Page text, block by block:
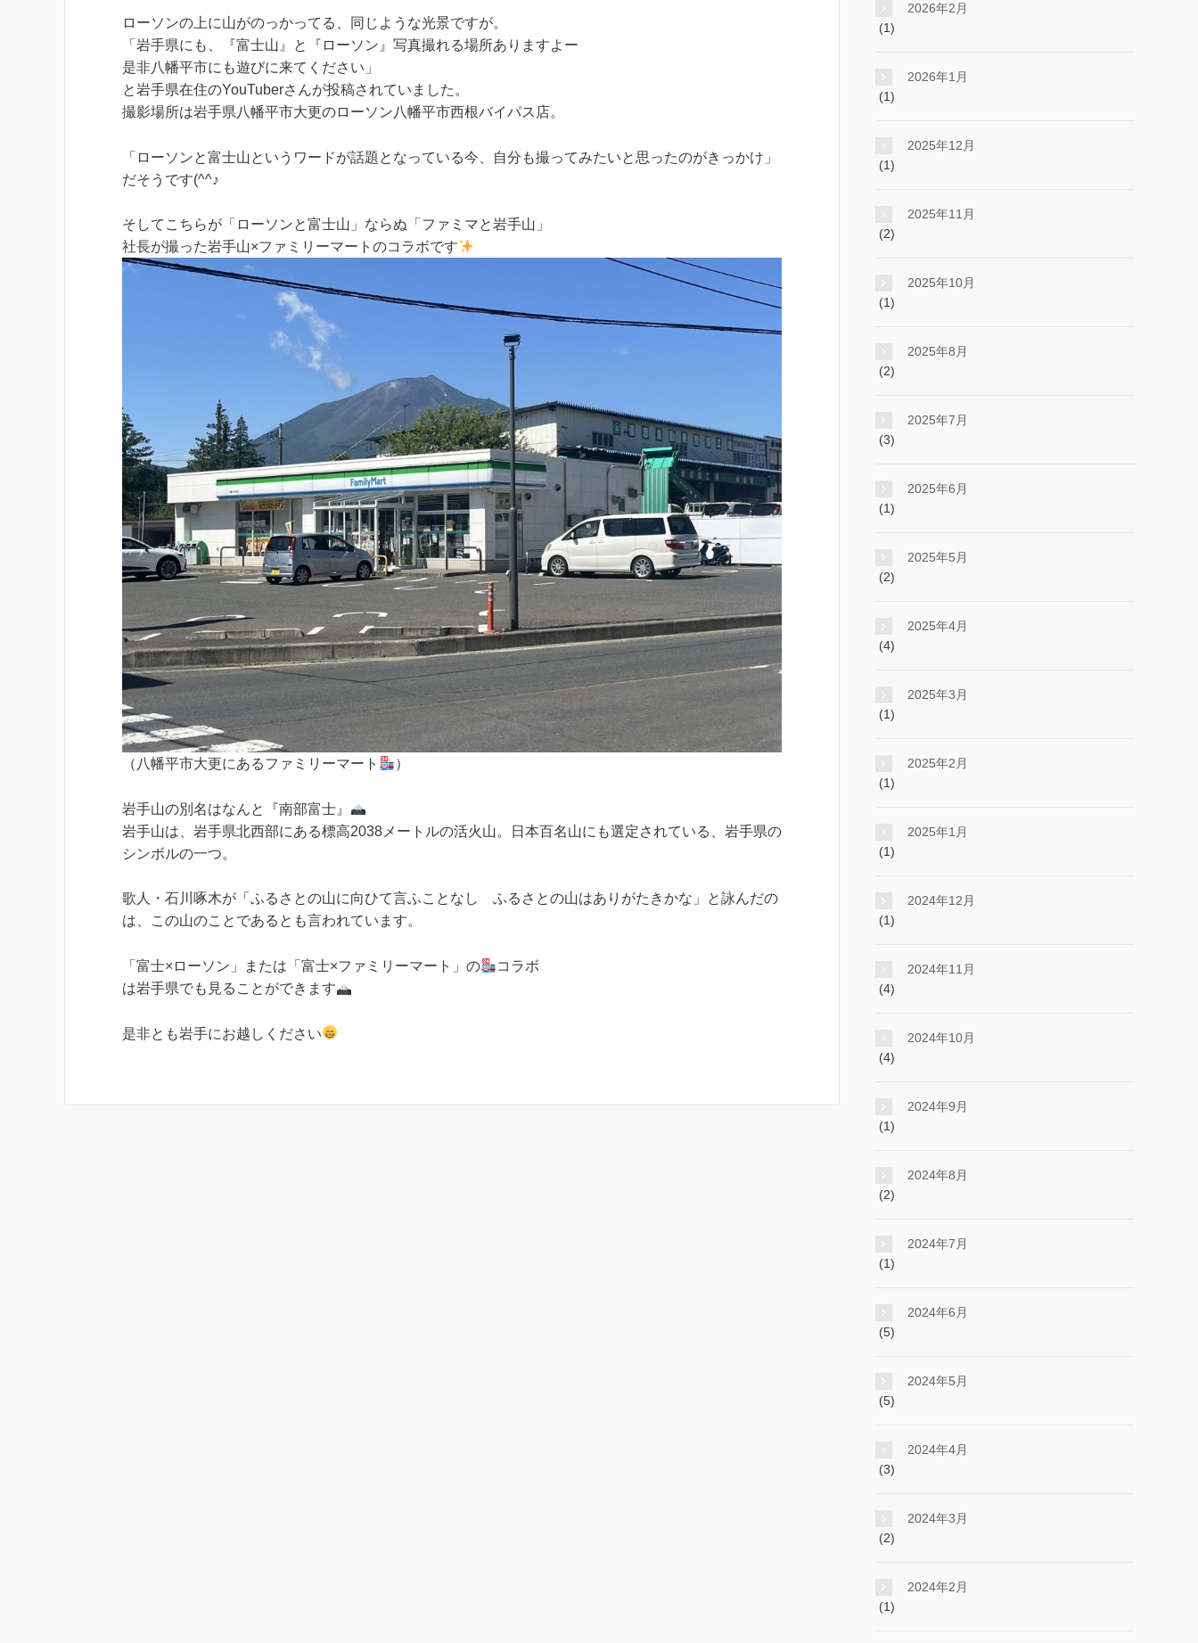
ローソンの上に山がのっかってる、同じような光景ですが。
「岩手県にも、『富士山』と『ローソン』写真撮れる場所ありますよー
是非八幡平市にも遊びに来てください」
と岩手県在住のYouTuberさんが投稿されていました。
撮影場所は岩手県八幡平市大更のローソン八幡平市西根バイパス店。
「ローソンと富士山というワードが話題となっている今、自分も撮ってみたいと思ったのがきっかけ」
だそうです(^^♪
そしてこちらが「ローソンと富士山」ならぬ「ファミマと岩手山」
社長が撮った岩手山×ファミリーマートのコラボです
（八幡平市大更にあるファミリーマート ）
岩手山の別名はなんと『南部富士』
岩手山は、岩手県北西部にある標高2038メートルの活火山。日本百名山にも選定されている、岩手県の
シンボルの一つ。
歌人・石川啄木が「ふるさとの山に向ひて言ふことなし ふるさとの山はありがたきかな」と詠んだの
は、この山のことであるとも言われています。
「富士×ローソン」または「富士×ファミリーマート」の
コラボ
は岩手県でも見ることができます
是非とも岩手にお越しください
2026年2月
(1)
2026年1月
(1)
2025年12月
(1)
2025年11月
(2)
2025年10月
(1)
2025年8月
(2)
2025年7月
(3)
2025年6月
(1)
2025年5月
(2)
2025年4月
(4)
2025年3月
(1)
2025年2月
(1)
2025年1月
(1)
2024年12月
(1)
2024年11月
(4)
2024年10月
(4)
2024年9月
(1)
2024年8月
(2)
2024年7月
(1)
2024年6月
(5)
2024年5月
(5)
2024年4月
(3)
2024年3月
(2)
2024年2月
(1)